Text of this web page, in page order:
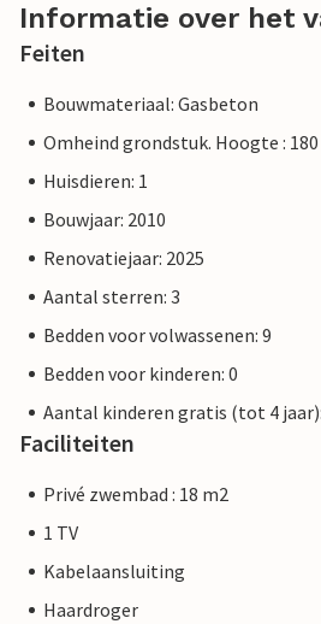
Informatie over het
Feiten
Bouwmateriaal: Gasbeton
Omheind grondstuk. Hoogte :
Huisdieren: 1
Bouwjaar: 2010
Renovatiejaar: 2025
Aantal sterren: 3
Bedden voor volwassenen: 9
Bedden voor kinderen: 0
Aantal kinderen gratis (tot 4
Faciliteiten
Privé zwembad : 18 m2
1 TV
Kabelaansluiting
Haardroger